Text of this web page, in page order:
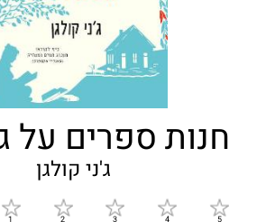
חנות ספרים על
ג'ני קולגן